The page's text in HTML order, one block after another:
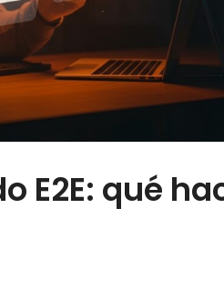
E2E: qué